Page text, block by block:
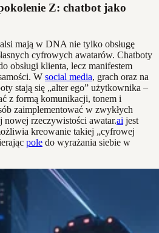
Z: chatbot jako
mają w DNA nie tylko obsługę
cyfrowych awatarów. Chatboty
obsługi klienta, lecz manifestem
W social media, grach oraz na
stają się „alter ego” użytkownika –
z formą komunikacji, tonem i
zaimplementować w zwykłych
nowej rzeczywistości awatar.ai jest
kreowanie takiej „cyfrowej
pole do wyrażania siebie w